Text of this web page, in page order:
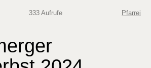
333 Aufrufe Pfarrei